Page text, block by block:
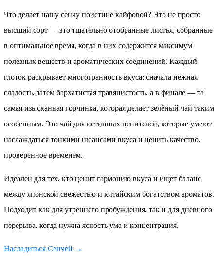
Что делает нашу сенчу поистине кайфовой? Это не просто
высший сорт — это тщательно отобранные листья, собранные
в оптимальное время, когда в них содержится максимум
полезных веществ и ароматических соединений. Каждый
глоток раскрывает многогранность вкуса: сначала нежная
сладость, затем бархатистая травянистость, а в финале — та
самая изысканная горчинка, которая делает зелёный чай таким
особенным. Это чай для истинных ценителей, которые умеют
наслаждаться тонкими нюансами вкуса и ценить качество,
проверенное временем.
Идеален для тех, кто ценит гармонию вкуса и ищет баланс
между японской свежестью и китайским богатством ароматов.
Подходит как для утреннего пробуждения, так и для дневного
перерыва, когда нужна ясность ума и концентрация.
Насладиться Сенчей →